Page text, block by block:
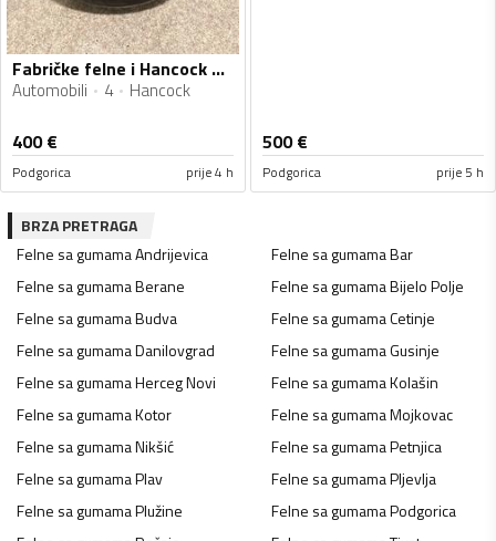
Fabričke felne i Hancock gume
Automobili 4 Hancock
400€
Podgorica prije 4 h
500€
Podgorica prije 5 h
BRZA PRETRAGA
Felne sa gumamaAndrijevica Felne sa gumamaBar
Felne sa gumamaBerane Felne sa gumamaBijelo Polje
Felne sa gumamaBudva Felne sa gumamaCetinje
Felne sa gumamaDanilovgrad Felne sa gumamaGusinje
Felne sa gumamaHerceg Novi Felne sa gumamaKolašin
Felne sa gumamaKotor Felne sa gumamaMojkovac
Felne sa gumamaNikšić Felne sa gumamaPetnjica
Felne sa gumamaPlav Felne sa gumamaPljevlja
Felne sa gumamaPlužine Felne sa gumamaPodgorica